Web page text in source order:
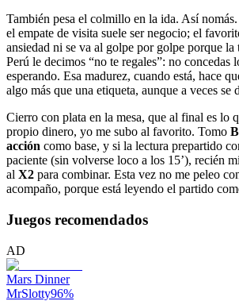
También pesa el colmillo en la ida. Así
el empate de visita suele ser negocio; el
ansiedad ni se va al golpe por golpe porque
Perú le decimos “no te regales”: no concedas
esperando. Esa madurez, cuando está, hace
algo más que una etiqueta, aunque a veces se
Cierro con plata en la mesa, que al final es lo
propio dinero, yo me subo al favorito. Tomo
acción como base, y si la lectura prepartido
paciente (sin volverse loco a los 15’), recién
al X2 para combinar. Esta vez no me peleo
acompaño, porque está leyendo el partido
Juegos recomendados
AD
Mars Dinner
MrSlotty96%